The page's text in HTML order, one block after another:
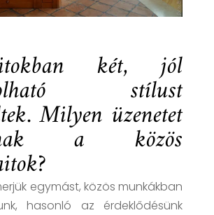
két, jól
stílust
Milyen üzenetet
a közös
egymást, közös munkákban
hasonló az érdeklődésünk